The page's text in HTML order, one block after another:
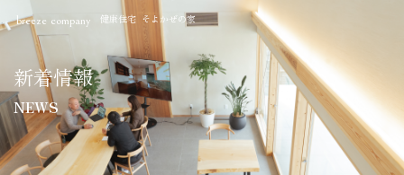
breeze company 健康住宅 そよかぜの家
新着情報
NEWS